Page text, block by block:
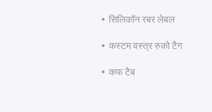
सिलिकॉन रबर लेबल
कस्टम वस्त्र रुको टैग
कफ टैब